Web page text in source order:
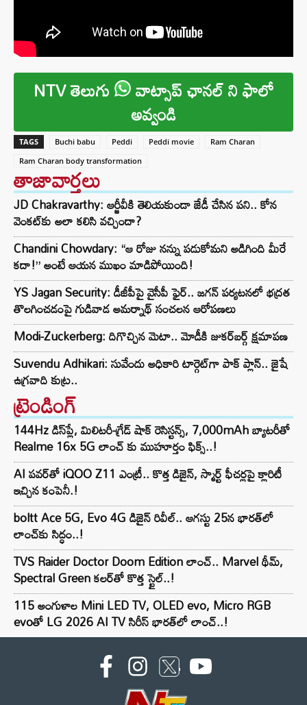
NTV తెలుగు వాట్సాప్ ఛానల్ ని ఫాలో
అవ్వండి
TAGS Buchi babu Peddi Peddi movie
Ram Charan
Ram Charan body transformation
తాజావార్తలు
JD Chakravarthy: ఆర్జీవీకి తెలియకుండా జేడీ చేసిన పని.. కోన
వెంకట్‌కు అలా కలిసి వచ్చిందా?
Chandini Chowdary: “ఆ రోజు నన్ను పడుకోమని అడిగింది మీరే
కదా!” అంటే ఆయన ముఖం మాడిపోయింది!
YS Jagan Security: డీజీపీపై వైసీపీ ఫైర్.. జగన్ పర్యటనలో భద్రత
తొలగించడంపై గుడివాడ అమర్నాథ్ సంచలన ఆరోపణలు
Modi-Zuckerberg: దిగొచ్చిన మెటా.. మోడీకి జుకర్‌బర్గ్ క్షమాపణ
Suvendu Adhikari: సువేందు అధికారి టార్గెట్‌గా పాక్ ప్లాన్.. జైషే
ఉగ్రవాది కుట్ర..
ట్రెండింగ్‌
144Hz డిస్‌ప్లే, మిలిటరీ-గ్రేడ్ షాక్ రెసిస్టన్స్, 7,000mAh బ్యాటరీతో
Realme 16x 5G లాంచ్ కు ముహూర్తం ఫిక్స్..!
AI పవర్‌తో iQOO Z11 ఎంట్రీ.. కొత్త డిజైన్, స్మార్ట్ ఫీచర్లపై క్లారిటీ
ఇచ్చిన కంపెనీ.!
boltt Ace 5G, Evo 4G డిజైన్ రివీల్.. ఆగస్టు 25న భారత్‌లో
లాంచ్‌కు సిద్ధం..!
TVS Raider Doctor Doom Edition లాంచ్.. Marvel థీమ్,
Spectral Green కలర్‌తో కొత్త స్టైల్..!
115 అంగుళాల Mini LED TV, OLED evo, Micro RGB
evoతో LG 2026 AI TV సిరీస్ భారత్‌లో లాంచ్..!